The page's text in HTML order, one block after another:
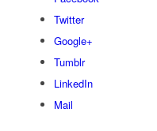
Twitter
Google+
Tumblr
LinkedIn
Mail